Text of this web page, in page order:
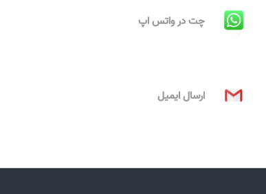
چت در واتس اپ
ارسال ایمیل